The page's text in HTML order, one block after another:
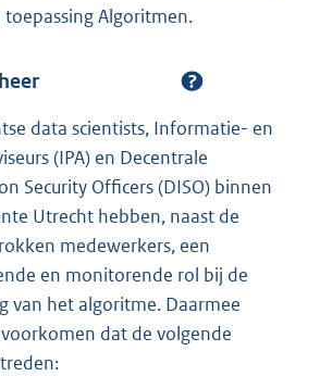
Algoritmen.
data scientists, Informatie- en
(IPA) en Decentrale
Security Officers (DISO) binnen
Utrecht hebben, naast de
medewerkers, een
en monitorende rol bij de
van het algoritme. Daarmee
dat de volgende